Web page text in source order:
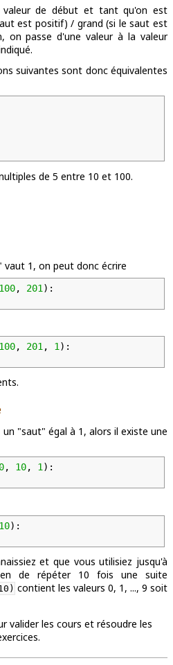
de début et tant qu'on est
est positif) / grand (si le saut est
on passe d'une valeur à la valeur
suivantes sont donc équivalentes
de 5 entre 10 et 100.
vaut 1, on peut donc écrire
100, 201 ):
100, 201 , 1 ):
"saut" égal à 1, alors il existe une
0, 10, 1):
10):
et que vous utilisiez jusqu'à
de répéter 10 fois une suite
contient les valeurs 0, 1, ..., 9 soit
valider les cours et résoudre les